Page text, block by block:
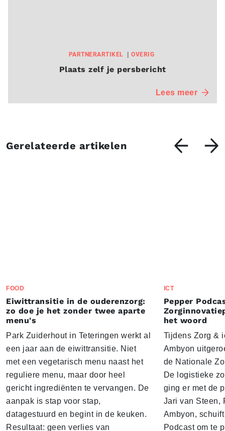
PARTNERARTIKEL OVERIG
Plaats zelf je persbericht
Lees meer
Gerelateerde artikelen
FOOD
Eiwittransitie in de ouderenzorg:
zo doe je het zonder twee aparte
menu's
Park Zuiderhout in Teteringen werkt al
een jaar aan de eiwittransitie. Niet
met een vegetarisch menu naast het
reguliere menu, maar door heel
gericht ingrediënten te vervangen. De
aanpak is stap voor stap,
datagestuurd en begint in de keuken.
Resultaat: geen verlies van
ICT
Pepper
het woord
Tijdens Zorg &
Ambyon
de Nationale
De logistieke
ging er met de
Jari van Steen,
Ambyon,
Podcast om te